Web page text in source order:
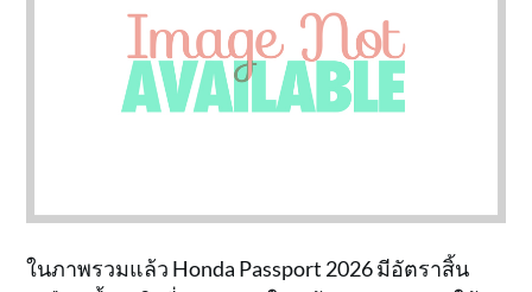
ในภาพรวมแล้ว Honda Passport 2026 มีอัตราสิ้น